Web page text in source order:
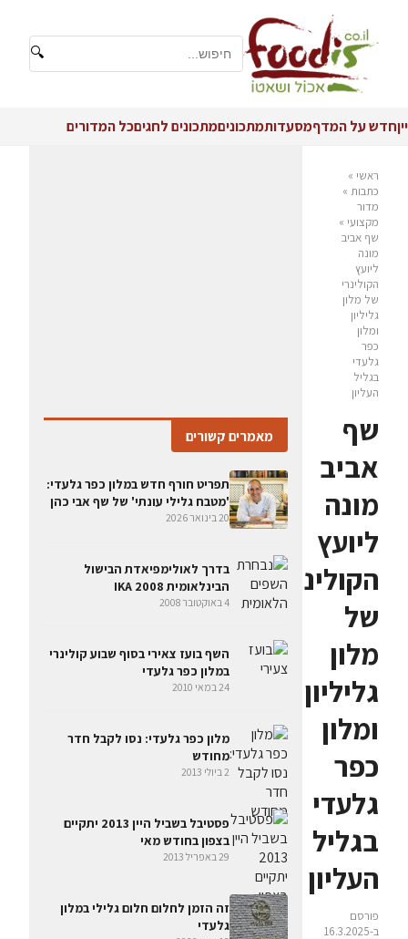
🔍
ייןחדש על המדףמסעדותמתכוניםמתכונים לחגיםכל המדורים
ראשי »
כתבות »
מדור
מקצועי »
שף אביב
מונה
ליועץ
הקולינרי
של מלון
גליליון
ומלון
כפר
גלעדי
בגליל
העליון
שף
אביב
מונה
ליועץ
הקולינרי
של
מלון
גליליון
ומלון
כפר
גלעדי
בגליל
העליון
פורסם
ב-16.3.2025
מאמרים קשורים
תפריט חורף חדש במלון כפר גלעדי:
'מטבח גלילי עונתי' של שף אבי כהן
20 בינואר 2026
בדרך לאולימפיאדת הבישול
הבינלאומית IKA 2008
4 באוקטובר 2008
השף בועז צאירי בסוף שבוע קולינרי
במלון כפר גלעדי
24 במאי 2010
מלון כפר גלעדי: נסו לקבל חדר
מחודש
2 ביולי 2013
פסטיבל בשביל היין 2013 יתקיים
בצפון בחודש מאי
29 באפריל 2013
זה הזמן לחלום חלום גלילי במלון
גלעדי